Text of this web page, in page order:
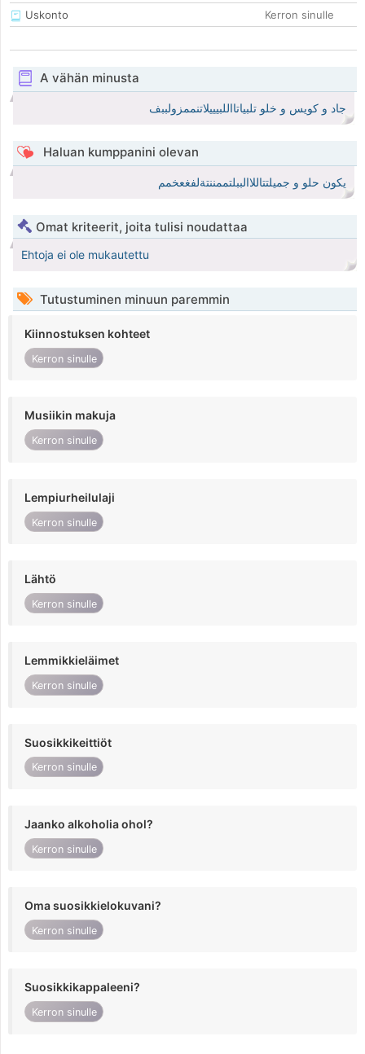
Uskonto
Kerron sinulle
A vähän minusta
جاد و كويس و خلو تلبياتااللبيييلاتنممزولببف
Haluan kumppanini olevan
يكون حلو و جميلتتاللاالببلتممننتةلفغعخمم
Omat kriteerit, joita tulisi noudattaa
Ehtoja ei ole mukautettu
Tutustuminen minuun paremmin
Kiinnostuksen kohteet
Kerron sinulle
Musiikin makuja
Kerron sinulle
Lempiurheilulaji
Kerron sinulle
Lähtö
Kerron sinulle
Lemmikkieläimet
Kerron sinulle
Suosikkikeittiöt
Kerron sinulle
Jaanko alkoholia ohol?
Kerron sinulle
Oma suosikkielokuvani?
Kerron sinulle
Suosikkikappaleeni?
Kerron sinulle